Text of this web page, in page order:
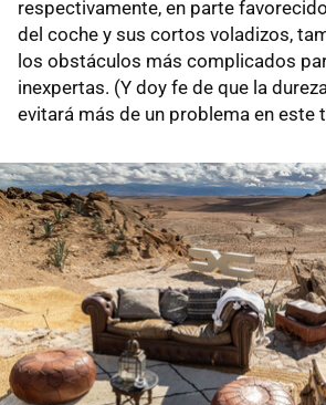
respectivamente, en parte
del coche y sus cortos voladizos,
los obstáculos más complicados
inexpertas. (Y doy fe de que la
evitará más de un problema en este